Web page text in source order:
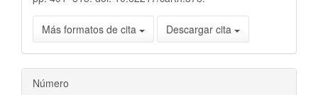
Más formatos de cita Descargar cita
Número